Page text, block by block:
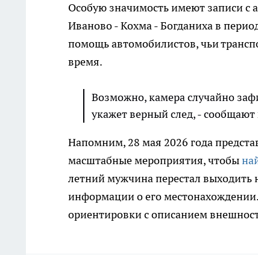
Особую значимость имеют записи с
Иваново - Кохма - Богданиха в
помощь автомобилистов, чьи
время.
Возможно, камера случайно
укажет верный след, -
Напомним, 28 мая 2026 года
масштабные мероприятия, чтобы
летний мужчина перестал выходить
информации о его
ориентировки с описанием